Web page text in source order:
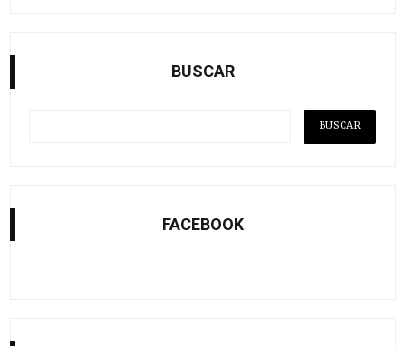
BUSCAR
FACEBOOK